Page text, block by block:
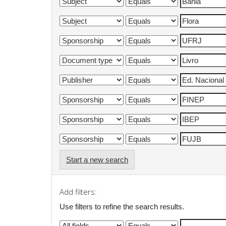
Start a new search
Add filters:
Use filters to refine the search results.